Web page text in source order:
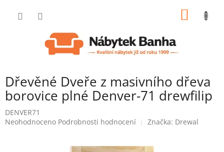
Dřevěné Dveře z masivního dřeva
borovice plné Denver-71 drewfilip
DENVER71
Průměrné
Neohodnoceno Podrobnosti hodnocení Značka: Drewal